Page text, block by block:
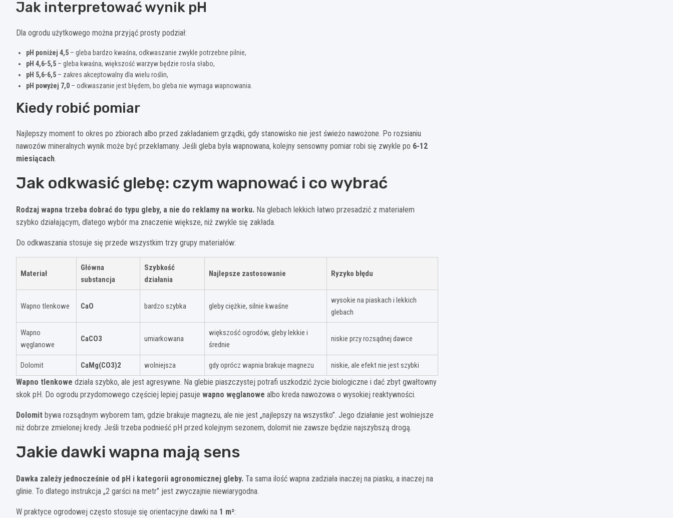
Jak interpretować wynik pH
Dla ogrodu użytkowego można przyjąć prosty podział:
pH poniżej 4,5 – gleba bardzo kwaśna, odkwaszanie zwykle potrzebne pilnie,
pH 4,6-5,5 – gleba kwaśna, większość warzyw będzie rosła słabo,
pH 5,6-6,5 – zakres akceptowalny dla wielu roślin,
pH powyżej 7,0 – odkwaszanie jest błędem, bo gleba nie wymaga wapnowania.
Kiedy robić pomiar
Najlepszy moment to okres po zbiorach albo przed zakładaniem grządki, gdy stanowisko nie jest świeżo nawożone. Po rozsianiu
nawozów mineralnych wynik może być przekłamany. Jeśli gleba była wapnowana, kolejny sensowny pomiar robi się zwykle po 6-12
miesiącach.
Jak odkwasić glebę: czym wapnować i co wybrać
Rodzaj wapna trzeba dobrać do typu gleby, a nie do reklamy na worku. Na glebach lekkich łatwo przesadzić z materiałem
szybko działającym, dlatego wybór ma znaczenie większe, niż zwykle się zakłada.
Do odkwaszania stosuje się przede wszystkim trzy grupy materiałów:
Materiał
Główna
substancja
Szybkość
działania
Najlepsze zastosowanie Ryzyko błędu
Wapno tlenkowe CaO bardzo szybka gleby ciężkie, silnie kwaśne
wysokie na piaskach i lekkich
glebach
Wapno
węglanowe
CaCO3 umiarkowana
większość ogrodów, gleby lekkie i
średnie
niskie przy rozsądnej dawce
Dolomit CaMg(CO3)2 wolniejsza gdy oprócz wapnia brakuje magnezu niskie, ale efekt nie jest szybki
Wapno tlenkowe działa szybko, ale jest agresywne. Na glebie piaszczystej potrafi uszkodzić życie biologiczne i dać zbyt gwałtowny
skok pH. Do ogrodu przydomowego częściej lepiej pasuje wapno węglanowe albo kreda nawozowa o wysokiej reaktywności.
Dolomit bywa rozsądnym wyborem tam, gdzie brakuje magnezu, ale nie jest „najlepszy na wszystko”. Jego działanie jest wolniejsze
niż dobrze zmielonej kredy. Jeśli trzeba podnieść pH przed kolejnym sezonem, dolomit nie zawsze będzie najszybszą drogą.
Jakie dawki wapna mają sens
Dawka zależy jednocześnie od pH i kategorii agronomicznej gleby. Ta sama ilość wapna zadziała inaczej na piasku, a inaczej na
glinie. To dlatego instrukcja „2 garści na metr” jest zwyczajnie niewiarygodna.
W praktyce ogrodowej często stosuje się orientacyjne dawki na 1 m²: